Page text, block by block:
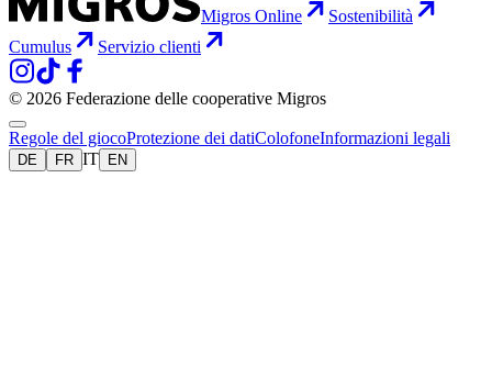
Migros Online
Sostenibilità
Cumulus
Servizio clienti
© 2026 Federazione delle cooperative Migros
Regole del giocoProtezione dei datiColofoneInformazioni legali
DE FR IT EN